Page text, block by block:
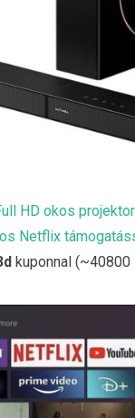
HD okos
Netflix
kuponnal (~40800